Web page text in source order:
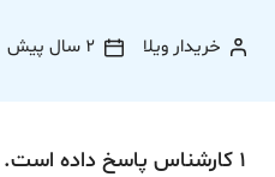
خریدار ویلا 2 سال پیش
1 کارشناس پاسخ داده‌ است.